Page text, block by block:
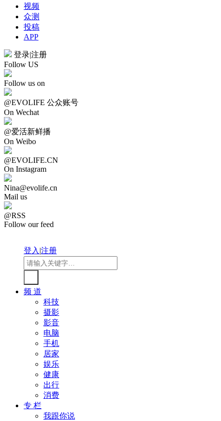
视频
众测
投稿
APP
登录|注册
Follow US
Follow us on
@EVOLIFE 公众账号
On Wechat
@爱活新鲜播
On Weibo
@EVOLIFE.CN
On Instagram
Nina@evolife.cn
Mail us
@RSS
Follow our feed
登入|注册
频 道
科技
摄影
影音
电脑
手机
居家
娱乐
健康
出行
消费
专 栏
我跟你说